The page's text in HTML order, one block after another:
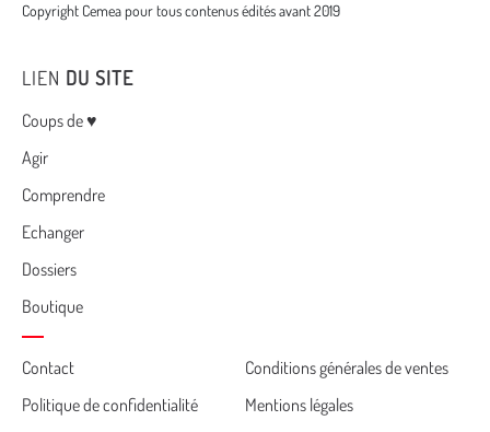
Copyright Cemea pour tous contenus édités avant 2019
LIEN DU SITE
Menu
Coups de ♥
Agir
Comprendre
Echanger
Dossiers
Boutique
Cemea
footer
Contact
Conditions générales de ventes
Politique de confidentialité
Mentions légales